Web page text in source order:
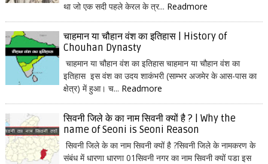
था जो एक सदी पहले केरल के त्र... Readmore
चाहमान या चौहान वंश का इतिहास | History of
Chouhan Dynasty
चाहमान या चौहान वंश का इतिहास चाहमान या चौहान वंश का
इतिहास इस वंश का उदय शाकंभरी (साम्भर अजमेर के आस-पास का
क्षेत्र) में हुआ। च... Readmore
सिवनी जिले के का नाम सिवनी क्यों है ? | Why the
name of Seoni is Seoni Reason
सिवनी जिले के का नाम सिवनी क्यों है ?सिवनी जिले के नामकरण के
संबंध में धारणा धारणा 01सिवनी नगर का नाम सिवनी क्यों पडा इस